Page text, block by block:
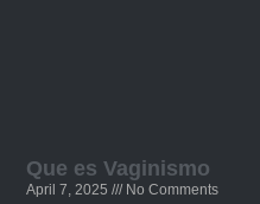
Que es Vaginismo​
April 7, 2025 No Comments